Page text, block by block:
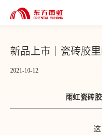
新品上市｜瓷砖胶
2021-10-12
雨虹瓷砖